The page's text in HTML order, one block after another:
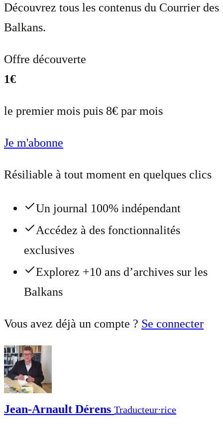
Découvrez tous les contenus du Courrier des
Balkans.
Offre découverte
1€
le premier mois puis 8€ par mois
Je m'abonne
Résiliable à tout moment en quelques clics
Un journal 100% indépendant
Accédez à des fonctionnalités
exclusives
Explorez +10 ans d’archives sur les
Balkans
Vous avez déjà un compte ? Se connecter
Jean-Arnault Dérens Traducteur⋅rice